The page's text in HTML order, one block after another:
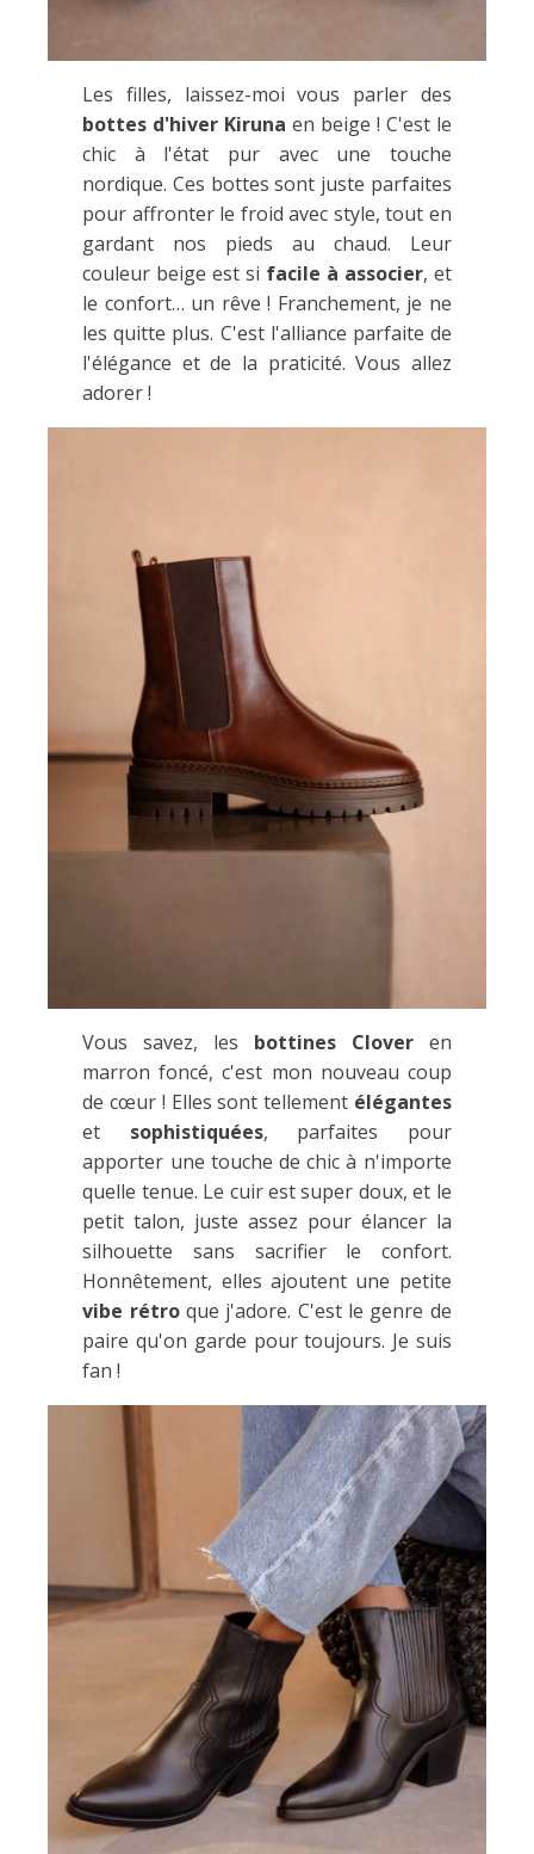
Les filles, laissez-moi vous parler des
bottes d'hiver Kiruna en beige ! C'est le
chic à l'état pur avec une touche
nordique. Ces bottes sont juste parfaites
pour affronter le froid avec style, tout en
gardant nos pieds au chaud. Leur
couleur beige est si facile à associer, et
le confort… un rêve ! Franchement, je ne
les quitte plus. C'est l'alliance parfaite de
l'élégance et de la praticité. Vous allez
adorer !
Vous savez, les bottines Clover en
marron foncé, c'est mon nouveau coup
de cœur ! Elles sont tellement élégantes
et sophistiquées, parfaites pour
apporter une touche de chic à n'importe
quelle tenue. Le cuir est super doux, et le
petit talon, juste assez pour élancer la
silhouette sans sacrifier le confort.
Honnêtement, elles ajoutent une petite
vibe rétroque j'adore. C'est le genre de
paire qu'on garde pour toujours. Je suis
fan !